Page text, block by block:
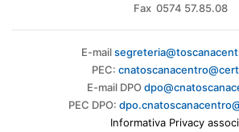
Fax 0574 57.85.08
E-mail
PEC:
E-mail DPO
PEC DPO:
Informativa Privacy